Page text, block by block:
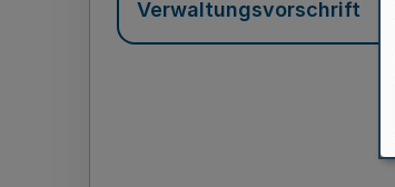
Verwaltungsvorschrift